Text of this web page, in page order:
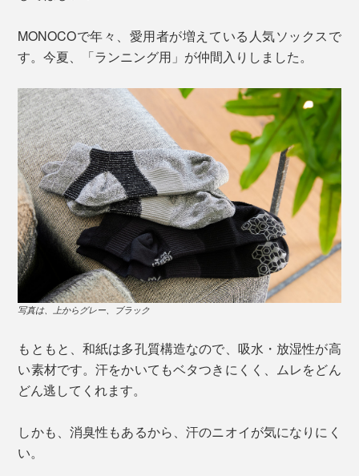
MONOCOで年々、愛用者が増えている人気ソックスで
す。今夏、「ランニング用」が仲間入りしました。
写真は、上からグレー、ブラック
もともと、和紙は多孔質構造なので、吸水・放湿性が高
い素材です。汗をかいてもベタつきにくく、ムレをどん
どん逃してくれます。
しかも、消臭性もあるから、汗のニオイが気になりにく
い。